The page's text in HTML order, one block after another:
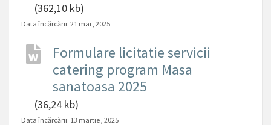
(362,10 kb)
Data încărcării: 21 mai , 2025
Formulare licitatie servicii
catering program Masa
sanatoasa 2025
(36,24 kb)
Data încărcării: 13 martie , 2025